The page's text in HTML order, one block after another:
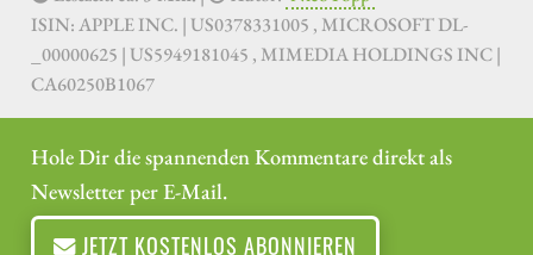
ISIN: APPLE INC. | US0378331005 , MICROSOFT DL-
_00000625 | US5949181045 , MIMEDIA HOLDINGS INC |
CA60250B1067
Hole Dir die spannenden Kommentare direkt als
Newsletter per E-Mail.
JETZT KOSTENLOS ABONNIEREN